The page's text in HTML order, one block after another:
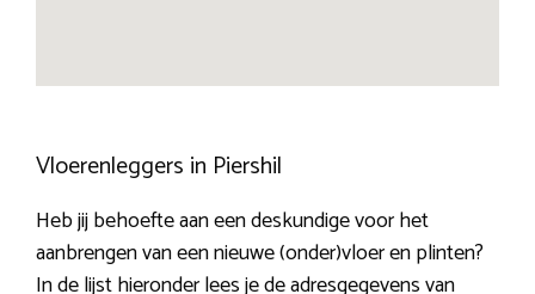
Vloerenleggers in Piershil
Heb jij behoefte aan een deskundige voor het
aanbrengen van een nieuwe (onder)vloer en plinten?
In de lijst hieronder lees je de adresgegevens van